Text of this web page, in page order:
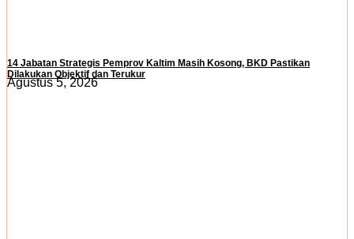
14 Jabatan Strategis Pemprov Kaltim Masih Kosong, BKD Pastikan
Dilakukan Objektif dan Terukur
Agustus 5, 2026